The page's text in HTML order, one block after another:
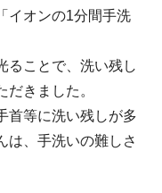
イオンの1分間手洗
ることで、洗い残し
きました。
首等に洗い残しが多
は、手洗いの難しさ